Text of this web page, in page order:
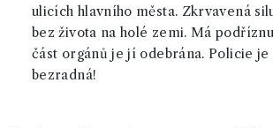
ulicích hlavního města. Zkrvavená
bez života na holé zemi. Má
část orgánů je jí odebrána. Policie
bezradná!